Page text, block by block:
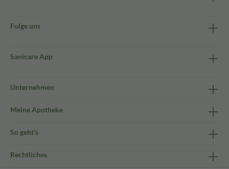
Folge uns
Sanicare App
Unternehmen
Meine Apotheke
So geht's
Rechtliches